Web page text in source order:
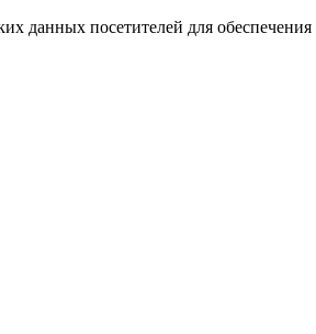
данных посетителей для